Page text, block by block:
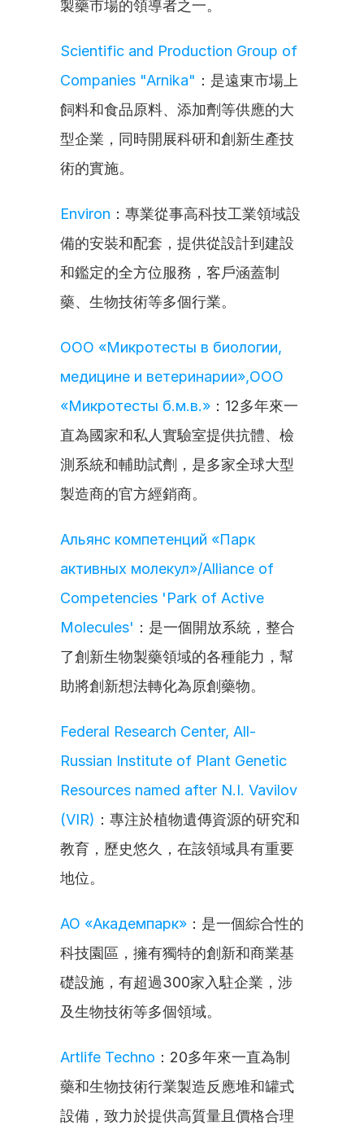
製藥市場的領導者之一。
Scientific and Production Group of
Companies "Arnika" ：是遠東市場上
飼料和食品原料、添加劑等供應的大
型企業，同時開展科研和創新生產技
術的實施。
Environ ：專業從事高科技工業領域設
備的安裝和配套，提供從設計到建設
和鑑定的全方位服務，客戶涵蓋制
藥、生物技術等多個行業。
ООО «Микротесты в биологии,
медицине и ветеринарии»,ООО
«Микротесты б.м.в.» ：12多年來一
直為國家和私人實驗室提供抗體、檢
測系統和輔助試劑，是多家全球大型
製造商的官方經銷商。
Альянс компетенций «Парк
активных молекул»/Alliance of
Competencies 'Park of Active
Molecules' ：是一個開放系統，整合
了創新生物製藥領域的各種能力，幫
助將創新想法轉化為原創藥物。
Federal Research Center, All-
Russian Institute of Plant Genetic
Resources named after N.I. Vavilov
(VIR) ：專注於植物遺傳資源的研究和
教育，歷史悠久，在該領域具有重要
地位。
АО «Академпарк» ：是一個綜合性的
科技園區，擁有獨特的創新和商業基
礎設施，有超過300家入駐企業，涉
及生物技術等多個領域。
Artlife Techno ：20多年來一直為制
藥和生物技術行業製造反應堆和罐式
設備，致力於提供高質量且價格合理